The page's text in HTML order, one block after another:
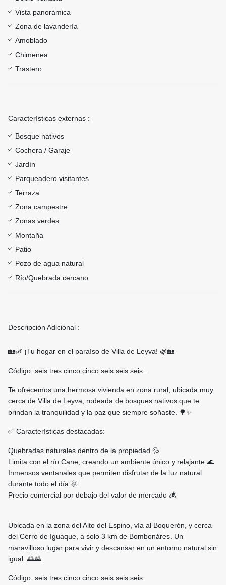
Vista panorámica
Zona de lavandería
Amoblado
Chimenea
Trastero
Características externas :
Bosque nativos
Cochera / Garaje
Jardín
Parqueadero visitantes
Terraza
Zona campestre
Zonas verdes
Montaña
Patio
Pozo de agua natural
Río/Quebrada cercano
Descripción Adicional :
🏡🌿 ¡Tu hogar en el paraíso de Villa de Leyva! 🌿🏡
Código. seis tres cinco cinco seis seis seis .
Te ofrecemos una hermosa vivienda en zona rural, ubicada muy
cerca de Villa de Leyva, rodeada de bosques nativos que te
brindan la tranquilidad y la paz que siempre soñaste. 🌳✨
✅ Características destacadas:
Quebradas naturales dentro de la propiedad 💦
Limita con el río Cane, creando un ambiente único y relajante 🌊
Inmensos ventanales que permiten disfrutar de la luz natural
durante todo el día 🌞
Precio comercial por debajo del valor de mercado 💰
Ubicada en la zona del Alto del Espino, vía al Boquerón, y cerca
del Cerro de Iguaque, a solo 3 km de Bombonáres. Un
maravilloso lugar para vivir y descansar en un entorno natural sin
igual. 🌅🌄
Código. seis tres cinco cinco seis seis seis